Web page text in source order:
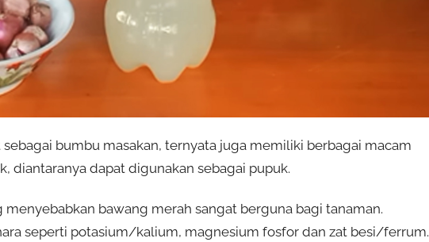
bumbu masakan, ternyata juga memiliki berbagai macam
diantaranya dapat digunakan sebagai pupuk.
bawang merah sangat berguna bagi tanaman.
seperti potasium/kalium, magnesium fosfor dan zat besi/ferrum.